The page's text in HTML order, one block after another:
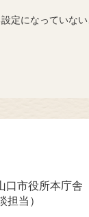
定になっていな
市役所本庁
担当）